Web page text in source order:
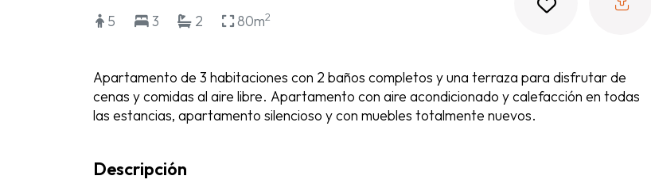
5 3 2 80m2
Apartamento de 3 habitaciones con 2 baños completos y una terraza para disfrutar de
cenas y comidas al aire libre. Apartamento con aire acondicionado y calefacción en todas
las estancias, apartamento silencioso y con muebles totalmente nuevos.
Descripción